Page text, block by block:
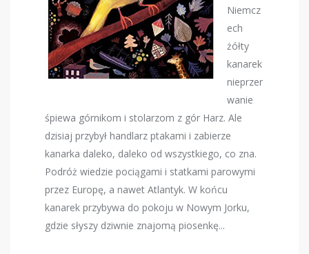
Niemcz
ech
żółty
kanarek
nieprzer
wanie
śpiewa górnikom i stolarzom z gór Harz. Ale
dzisiaj przybył handlarz ptakami i zabierze
kanarka daleko, daleko od wszystkiego, co zna.
Podróż wiedzie pociągami i statkami parowymi
przez Europę, a nawet Atlantyk. W końcu
kanarek przybywa do pokoju w Nowym Jorku,
gdzie słyszy dziwnie znajomą piosenkę...